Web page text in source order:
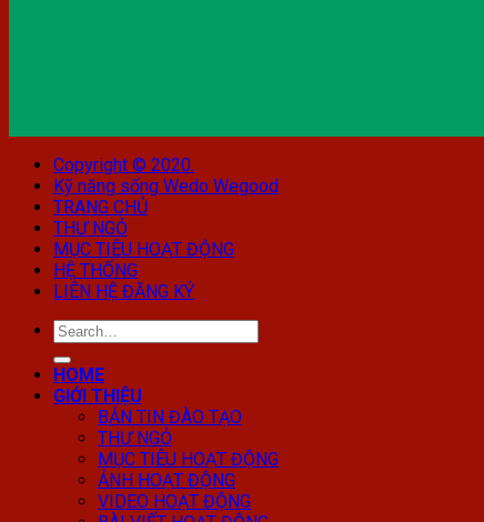
Copyright © 2020.
Kỹ năng sống Wedo Wegood
TRANG CHỦ
THƯ NGỎ
MỤC TIÊU HOẠT ĐỘNG
HỆ THỐNG
LIÊN HỆ ĐĂNG KÝ
HOME
GIỚI THIỆU
BẢN TIN ĐÀO TẠO
THƯ NGỎ
MỤC TIÊU HOẠT ĐỘNG
ẢNH HOẠT ĐỘNG
VIDEO HOẠT ĐỘNG